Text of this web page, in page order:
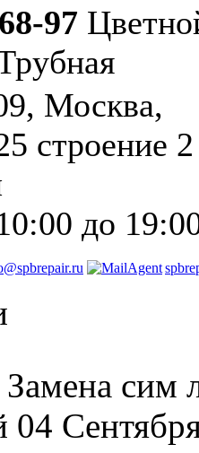
97
, Москва, ‎
строение 2
до
сим
04